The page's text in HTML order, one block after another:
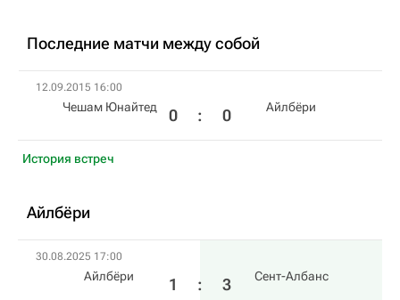
Последние матчи между собой
12.09.2015 16:00
Чешам Юнайтед 0 : 0 Айлбёри
История встреч
Айлбёри
30.08.2025 17:00
Айлбёри 1 : 3 Сент-Албанс